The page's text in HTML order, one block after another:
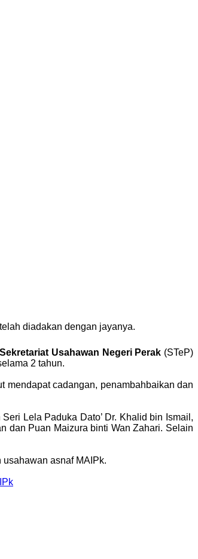
diadakan dengan jayanya.
Sekretariat Usahawan Negeri Perak (STeP)
2 tahun.
mendapat cadangan, penambahbaikan dan
Lela Paduka Dato’ Dr. Khalid bin Ismail,
dan Puan Maizura binti Wan Zahari. Selain
asnaf MAIPk.